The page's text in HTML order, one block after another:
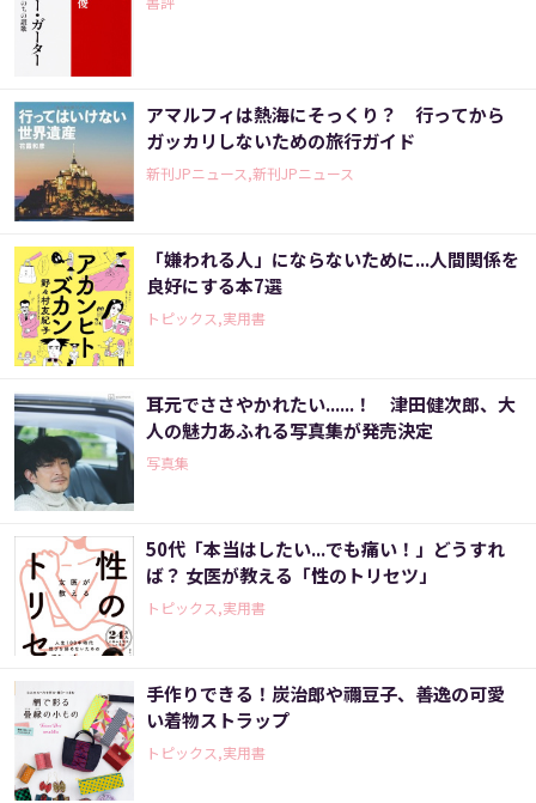
アマルフィは熱海にそっくり？ 行ってから
ガッカリしないための旅行ガイド
新刊JPニュース,新刊JPニュース
「嫌われる人」にならないために...人間関係を
良好にする本7選
トピックス,実用書
耳元でささやかれたい......！ 津田健次郎、大
人の魅力あふれる写真集が発売決定
写真集
50代「本当はしたい...でも痛い！」どうすれ
ば？ 女医が教える「性のトリセツ」
トピックス,実用書
手作りできる！炭治郎や禰豆子、善逸の可愛
い着物ストラップ
トピックス,実用書